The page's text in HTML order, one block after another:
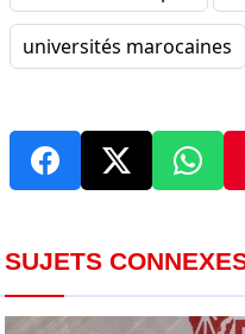
universités marocaines
SUJETS